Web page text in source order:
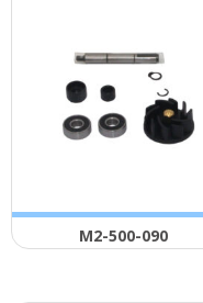
Μ2-500-090